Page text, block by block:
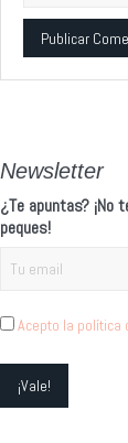
Newsletter
¿Te apuntas? ¡No
peques!
Acepto la política